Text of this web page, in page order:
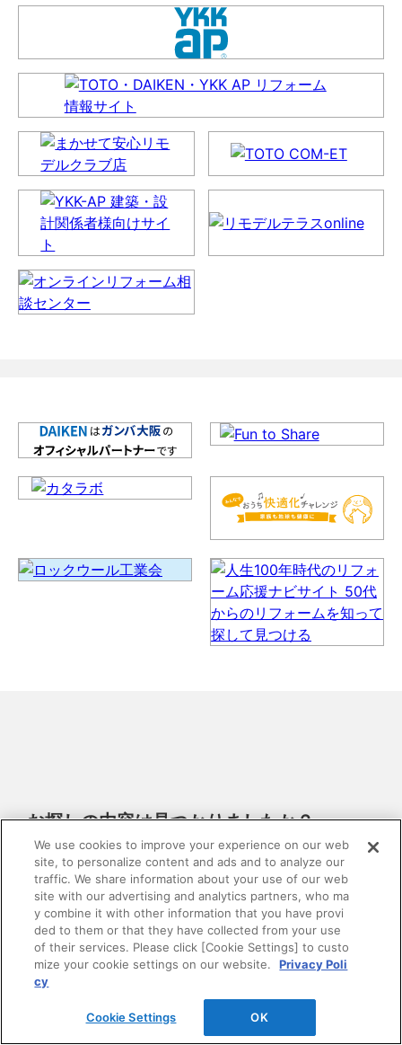
お探しの内容は見つかりましたか？
DAIKENホームページ内の情報を検索できます。 複数
語で検索を行う場合は、単語と単語の間をスペースで
区切ってください。
We use cookies to improve your experience on our web
site, to personalize content and ads and to analyze our
traffic. We share information about your use of our web
site with our advertising and analytics partners, who ma
y combine it with other information that you have provi
ded to them or that they have collected from your use
of their services. Please click [Cookie Settings] to custo
mize your cookie settings on our website.
Privacy Poli
cy
Cookie Settings OK